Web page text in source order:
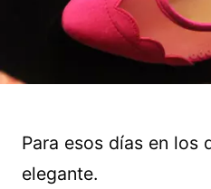
Para esos días en los
elegante.